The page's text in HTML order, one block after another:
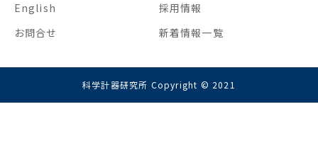
English
採用情報
お問合せ
新着情報一覧
科学計器研究所 Copyright © 2021